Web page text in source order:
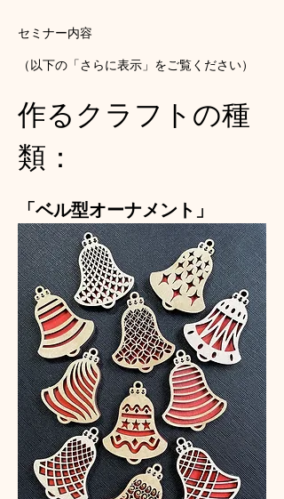
セミナー内容
（以下の「さらに表示」をご覧ください）
作るクラフトの種
類：
「ベル型オーナメント」